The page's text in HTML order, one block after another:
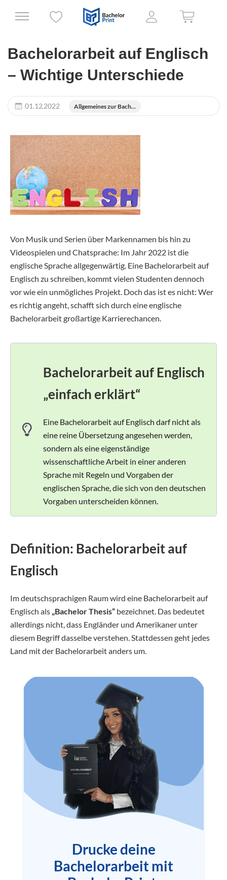
Bachelorarbeit auf Englisch
– Wichtige Unterschiede
01.12.2022 Allgemeines zur Bach...
Von Musik und Serien über Markennamen bis hin zu
Videospielen und Chatsprache: Im Jahr 2022 ist die
englische Sprache allgegenwärtig. Eine Bachelorarbeit auf
Englisch zu schreiben, kommt vielen Studenten dennoch
vor wie ein unmögliches Projekt. Doch das ist es nicht: Wer
es richtig angeht, schafft sich durch eine englische
Bachelorarbeit großartige Karrierechancen.
Bachelorarbeit auf Englisch
„einfach erklärt“
Eine Bachelorarbeit auf Englisch darf nicht als
eine reine Übersetzung angesehen werden,
sondern als eine eigenständige
wissenschaftliche Arbeit in einer anderen
Sprache mit Regeln und Vorgaben der
englischen Sprache, die sich von den deutschen
Vorgaben unterscheiden können.
Definition: Bachelorarbeit auf
Englisch
Im deutschsprachigen Raum wird eine Bachelorarbeit auf
Englisch als „Bachelor Thesis“ bezeichnet. Das bedeutet
allerdings nicht, dass Engländer und Amerikaner unter
diesem Begriff dasselbe verstehen. Stattdessen geht jedes
Land mit der Bachelorarbeit anders um.
Drucke deine
Bachelorarbeit mit